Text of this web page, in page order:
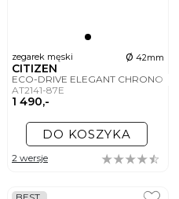
zegarek męski ø 42mm
CITIZEN
ECO-DRIVE ELEGANT CHRONO
AT2141-87E
1 490,-
DO KOSZYKA
2 wersje